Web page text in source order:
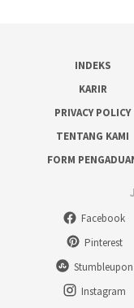
INDEKS
KARIR
PRIVACY POLICY
TENTANG KAMI
FORM
Facebook
Pinterest
Stumbleupon
Instagram